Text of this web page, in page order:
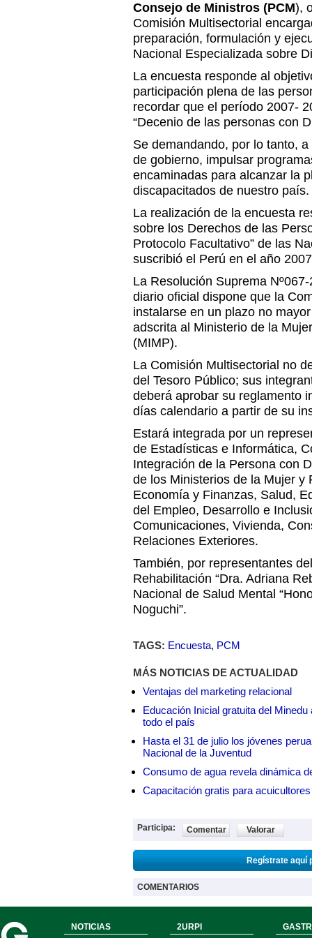
Consejo de Ministros (PCM),
Comisión Multisectorial
preparación, formulación y
Nacional Especializada sobre
La encuesta responde al
participación plena de las
recordar que el período 2007-
“Decenio de las personas con
Se demandando, por lo tanto,
de gobierno, impulsar
encaminadas para alcanzar la
discapacitados de nuestro país.
La realización de la encuesta
sobre los Derechos de las
Protocolo Facultativo” de las
suscribió el Perú en el año
La Resolución Suprema
diario oficial dispone que la
instalarse en un plazo no
adscrita al Ministerio de la
(MIMP).
La Comisión Multisectorial no
del Tesoro Público; sus
deberá aprobar su reglamento
días calendario a partir de su
Estará integrada por un
de Estadísticas e Informática,
Integración de la Persona con
de los Ministerios de la Mujer y
Economía y Finanzas, Salud,
del Empleo, Desarrollo e
Comunicaciones, Vivienda,
Relaciones Exteriores.
También, por representantes
Rehabilitación “Dra. Adriana
Nacional de Salud Mental
Noguchi”.
TAGS: Encuesta, PCM
MÁS NOTICIAS DE ACTUALIDAD
Ventajas del marketing relacional
Educación Inicial gratuita del
todo el país
Hasta el 31 de julio los jóvenes
Nacional de la Juventud
Consumo de agua revela dinámica
Capacitación gratis para
Participa: Comentar Valorar
Regístrate aquí
COMENTARIOS
NOTICIAS 2URPI